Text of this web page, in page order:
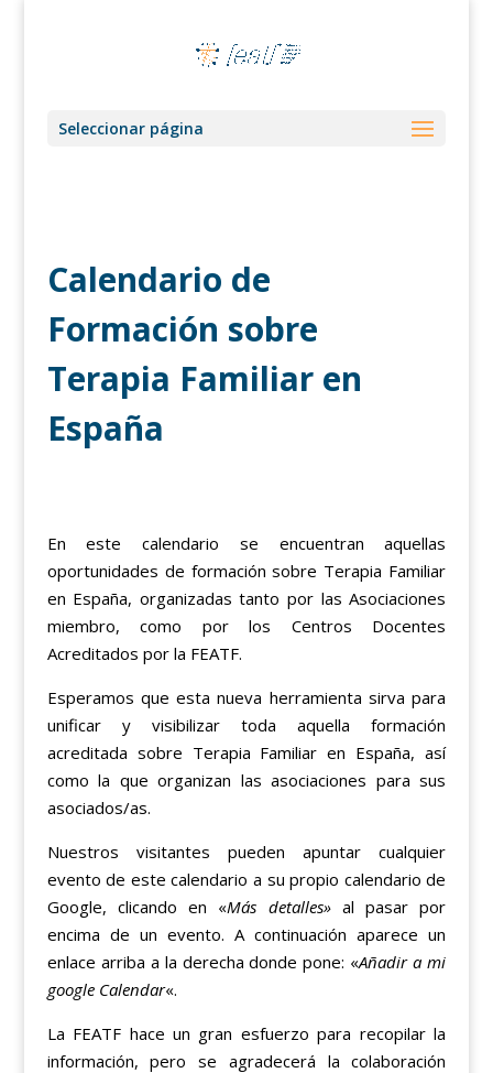
Seleccionar página
Calendario de
Formación sobre
Terapia Familiar en
España
En este calendario se encuentran aquellas
oportunidades de formación sobre Terapia Familiar
en España, organizadas tanto por las Asociaciones
miembro, como por los Centros Docentes
Acreditados por la FEATF.
Esperamos que esta nueva herramienta sirva para
unificar y visibilizar toda aquella formación
acreditada sobre Terapia Familiar en España, así
como la que organizan las asociaciones para sus
asociados/as.
Nuestros visitantes pueden apuntar cualquier
evento de este calendario a su propio calendario de
Google, clicando en «Más detalles»al pasar por
encima de un evento. A continuación aparece un
enlace arriba a la derecha donde pone: «Añadir a mi
google Calendar«.
La FEATF hace un gran esfuerzo para recopilar la
información, pero se agradecerá la colaboración